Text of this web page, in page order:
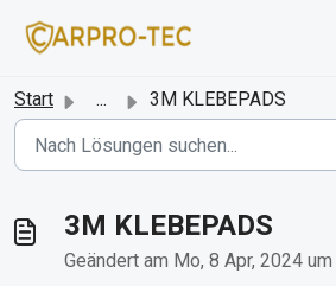
Start ... 3M KLEBEPADS
3M KLEBEPADS
Geändert am Mo, 8 Apr, 2024